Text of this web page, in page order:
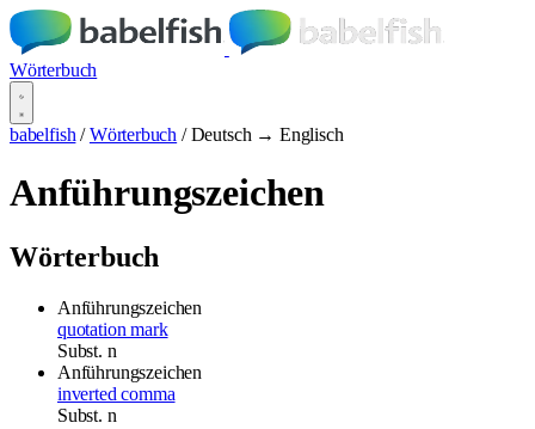
Wörterbuch
babelfish / Wörterbuch / Deutsch → Englisch
Anführungszeichen
Wörterbuch
Anführungszeichen
quotation mark
Subst. n
Anführungszeichen
inverted comma
Subst. n